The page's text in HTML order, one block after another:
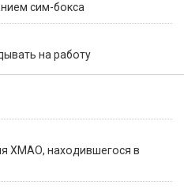
сим-бокса
на работу
ХМАО, находившегося в